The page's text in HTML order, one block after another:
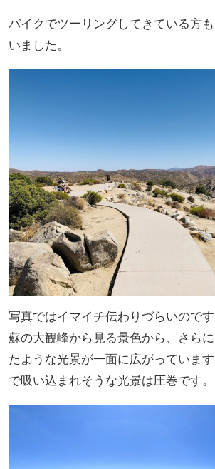
バイクでツーリングしてきている方
いました。
写真ではイマイチ伝わりづらいので
蘇の大観峰から見る景色から、さら
たような光景が一面に広がっていま
で吸い込まれそうな光景は圧巻です。